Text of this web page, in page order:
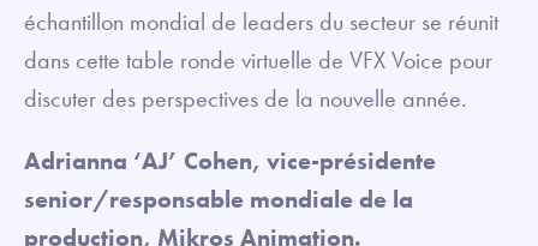
échantillon mondial de leaders du secteur se réunit
dans cette table ronde virtuelle de VFX Voice pour
discuter des perspectives de la nouvelle année.
Adrianna ‘AJ’ Cohen, vice-présidente
senior/responsable mondiale de la
production, Mikros Animation.